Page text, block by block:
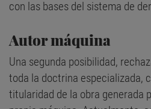
con las bases del sistema de
Autor máquina
Una segunda posibilidad,
toda la doctrina especializada,
titularidad de la obra generada